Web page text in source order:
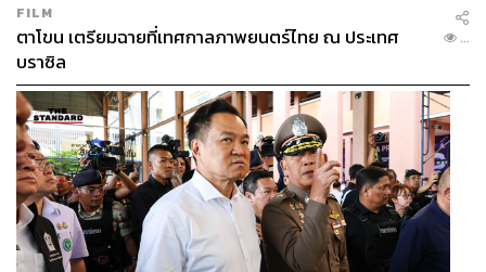
FILM
ตาโขน เตรียมฉายที่เทศกาลภาพยนตร์ไทย ณ ประเทศ
บราซิล
...